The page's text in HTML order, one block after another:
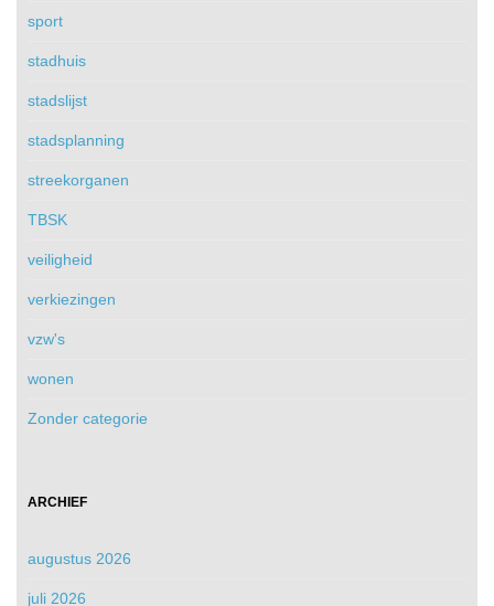
sport
stadhuis
stadslijst
stadsplanning
streekorganen
TBSK
veiligheid
verkiezingen
vzw's
wonen
Zonder categorie
ARCHIEF
augustus 2026
juli 2026